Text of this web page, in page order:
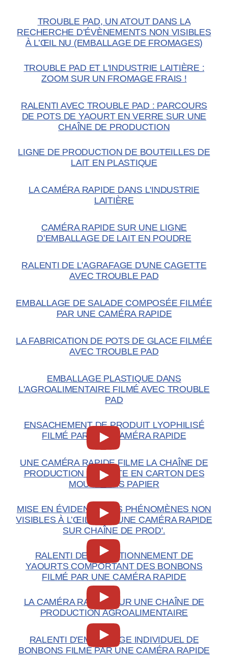
TROUBLE PAD, UN ATOUT DANS LA
RECHERCHE D’ÉVÈNEMENTS NON VISIBLES
À L’ŒIL NU (EMBALLAGE DE FROMAGES)
TROUBLE PAD ET L'INDUSTRIE LAITIÈRE :
ZOOM SUR UN FROMAGE FRAIS !
RALENTI AVEC TROUBLE PAD : PARCOURS
DE POTS DE YAOURT EN VERRE SUR UNE
CHAÎNE DE PRODUCTION
LIGNE DE PRODUCTION DE BOUTEILLES DE
LAIT EN PLASTIQUE
LA CAMÉRA RAPIDE DANS L'INDUSTRIE
LAITIÈRE
CAMÉRA RAPIDE SUR UNE LIGNE
D’EMBALLAGE DE LAIT EN POUDRE
RALENTI DE L'AGRAFAGE D'UNE CAGETTE
AVEC TROUBLE PAD
EMBALLAGE DE SALADE COMPOSÉE FILMÉE
PAR UNE CAMÉRA RAPIDE
LA FABRICATION DE POTS DE GLACE FILMÉE
AVEC TROUBLE PAD
EMBALLAGE PLASTIQUE DANS
L'AGROALIMENTAIRE FILMÉ AVEC TROUBLE
PAD
ENSACHEMENT DE PRODUIT LYOPHILISÉ
FILMÉ PAR UNE CAMÉRA RAPIDE
UNE CAMÉRA RAPIDE FILME LA CHAÎNE DE
PRODUCTION DE BOITE EN CARTON DES
MOUCHOIRS PAPIER
MISE EN ÉVIDENCE DES PHÉNOMÈNES NON
VISIBLES À L’ŒIL AVEC UNE CAMÉRA RAPIDE
SUR CHAÎNE DE PROD'.
RALENTI DE CONDITIONNEMENT DE
YAOURTS COMPORTANT DES BONBONS
FILMÉ PAR UNE CAMÉRA RAPIDE
LA CAMÉRA RAPIDE SUR UNE CHAÎNE DE
PRODUCTION AGROALIMENTAIRE
RALENTI D'EMBALLAGE INDIVIDUEL DE
BONBONS FILMÉ PAR UNE CAMÉRA RAPIDE